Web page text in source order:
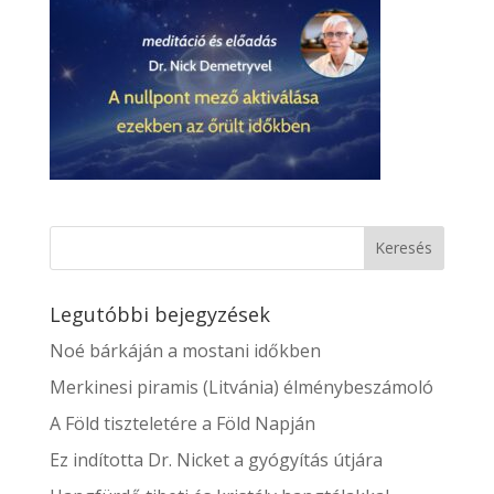
Legutóbbi bejegyzések
Noé bárkáján a mostani időkben
Merkinesi piramis (Litvánia) élménybeszámoló
A Föld tiszteletére a Föld Napján
Ez indította Dr. Nicket a gyógyítás útjára